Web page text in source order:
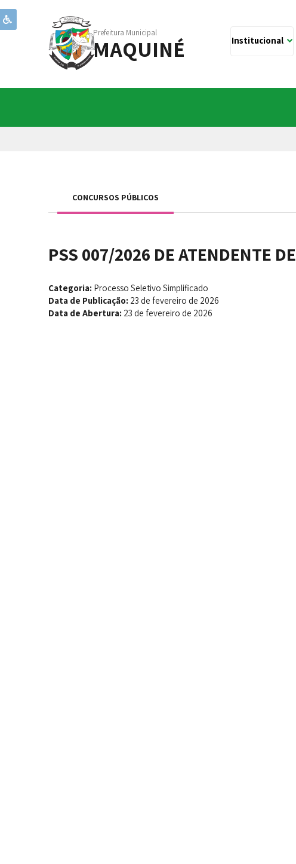
Prefeitura Municipal
MAQUINÉ Institucional
CONCURSOS PÚBLICOS
PSS 007/2026 DE ATENDENTE
Categoria: Processo Seletivo Simplificado
Data de Publicação: 23 de fevereiro de 2026
Data de Abertura: 23 de fevereiro de 2026